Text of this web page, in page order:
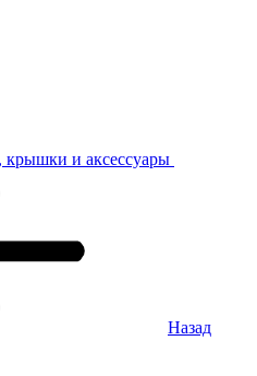
и аксессуары
Назад